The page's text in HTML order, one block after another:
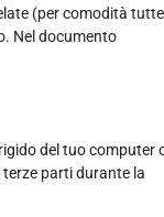
(per comodità tutte
Nel documento
del tuo computer
parti durante la